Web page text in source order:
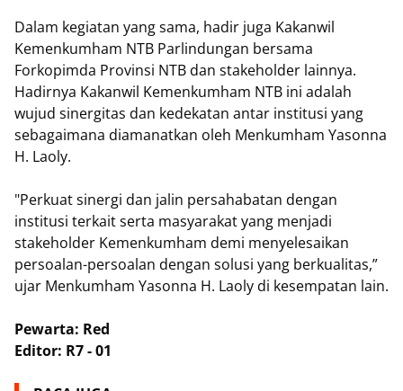
Dalam kegiatan yang sama, hadir juga Kakanwil
Kemenkumham NTB Parlindungan bersama
Forkopimda Provinsi NTB dan stakeholder lainnya.
Hadirnya Kakanwil Kemenkumham NTB ini adalah
wujud sinergitas dan kedekatan antar institusi yang
sebagaimana diamanatkan oleh Menkumham Yasonna
H. Laoly.
"Perkuat sinergi dan jalin persahabatan dengan
institusi terkait serta masyarakat yang menjadi
stakeholder Kemenkumham demi menyelesaikan
persoalan-persoalan dengan solusi yang berkualitas,”
ujar Menkumham Yasonna H. Laoly di kesempatan lain.
Pewarta: Red
Editor: R7 - 01